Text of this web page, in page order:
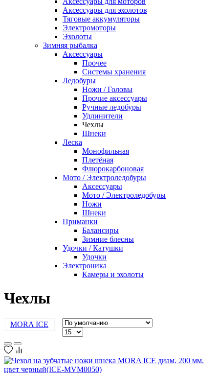
Аксессуары для эхолотов
Тяговые аккумуляторы
Электромоторы
Эхолоты
Зимняя рыбалка
Аксессуары
Прочее
Системы хранения
Ледобуры
Ножи / Головы
Прочие аксессуары
Ручные ледобуры
Удлинители
Чехлы
Шнеки
Леска
Монофильная
Плетёная
Флюрокарбоновая
Мото / Электроледобуры
Аксесcуары
Мото / Электроледобуры
Ножи
Шнеки
Приманки
Балансиры
Зимние блесны
Удочки / Катушки
Удочки
Электроника
Камеры и эхолоты
Чехлы
MORA ICE